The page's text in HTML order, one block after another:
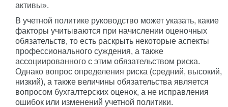
активы».
В учетной политике руководство может указать, какие
факторы учитываются при начислении оценочных
обязательств, то есть раскрыть некоторые аспекты
профессионального суждения, а также
ассоциированного с этим обязательством риска.
Однако вопрос определения риска (средний, высокий,
низкий), а также величины обязательства является
вопросом бухгалтерских оценок, а не исправления
ошибок или изменений учетной политики.